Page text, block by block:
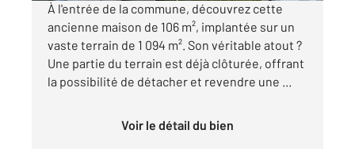
À l'entrée de la commune, découvrez cette
ancienne maison de 106 m², implantée sur un
vaste terrain de 1 094 m². Son véritable atout ?
Une partie du terrain est déjà clôturée, offrant
la possibilité de détacher et revendre une ...
Voir le détail du bien